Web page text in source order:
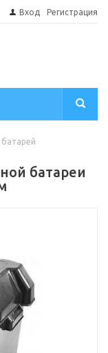
Вход Регистрация
батареи